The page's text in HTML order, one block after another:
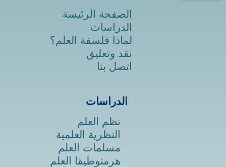
الصفحة الرئيسة
الدراسات
لماذا فلسفة العلم؟
نقد وتعليق
اتصل بنا
الدراسات
نظم العلم
النظرية العلمية
مسلمات العلم
هرمنوطيقا العلم